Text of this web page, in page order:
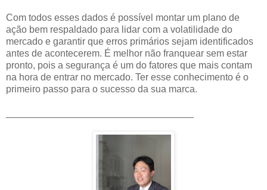
Com todos esses dados é possível montar um plano de
ação bem respaldado para lidar com a volatilidade do
mercado e garantir que erros primários sejam identificados
antes de acontecerem. É melhor não franquear sem estar
pronto, pois a segurança é um do fatores que mais contam
na hora de entrar no mercado. Ter esse conhecimento é o
primeiro passo para o sucesso da sua marca.